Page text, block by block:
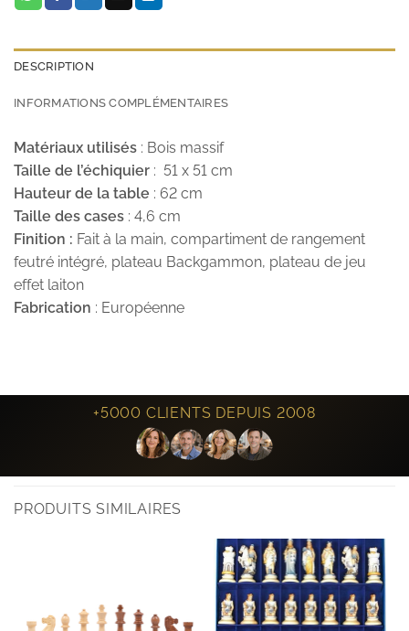
DESCRIPTION
INFORMATIONS COMPLÉMENTAIRES
Matériaux utilisés : Bois massif
Taille de l’échiquier : 51 x 51 cm
Hauteur de la table : 62 cm
Taille des cases : 4,6 cm
Finition : Fait à la main, compartiment de rangement
feutré intégré, plateau Backgammon, plateau de jeu
effet laiton
Fabrication : Européenne
+5000 CLIENTS DEPUIS 2008
PRODUITS SIMILAIRES